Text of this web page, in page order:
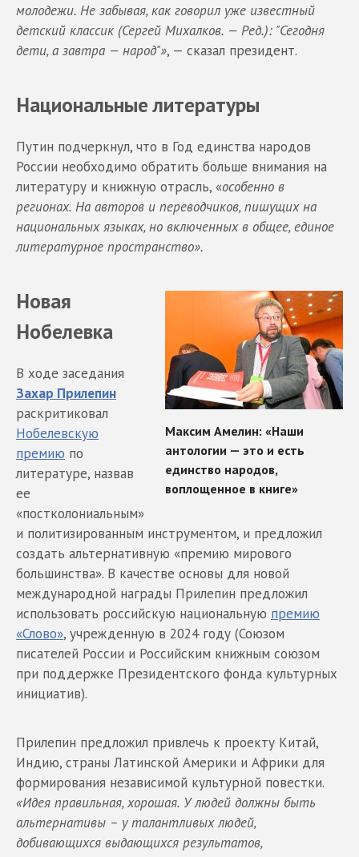
молодежи. Не забывая, как говорил уже известный
детский классик (Сергей Михалков. — Ред.): "Сегодня
дети, а завтра — народ"», — сказал президент.
Национальные литературы
Путин подчеркнул, что в Год единства народов
России необходимо обратить больше внимания на
литературу и книжную отрасль, «особенно в
регионах. На авторов и переводчиков, пишущих на
национальных языках, но включенных в общее, единое
литературное пространство».
Новая
Нобелевка
В ходе заседания
Захар Прилепин
раскритиковал
Нобелевскую
премию по
литературе, назвав
ее
«постколониальным»
и политизированным инструментом, и предложил
создать альтернативную «премию мирового
большинства». В качестве основы для новой
международной награды Прилепин предложил
использовать российскую национальную премию
«Слово», учрежденную в 2024 году (Союзом
писателей России и Российским книжным союзом
при поддержке Президентского фонда культурных
инициатив).
Прилепин предложил привлечь к проекту Китай,
Индию, страны Латинской Америки и Африки для
формирования независимой культурной повестки.
«Идея правильная, хорошая. У людей должны быть
альтернативы – у талантливых людей,
добивающихся выдающихся результатов,